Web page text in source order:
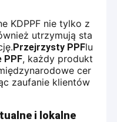
KDPPF nie tylko z
utrzymują sta
Przejrzysty PPFlu
PPF, każdy produkt
cer
zaufanie klientów
i lokalne